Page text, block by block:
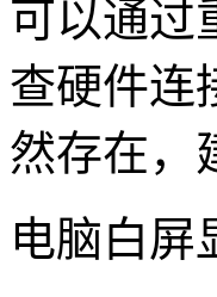
可以通过
查硬件连
然存在，
电脑白屏